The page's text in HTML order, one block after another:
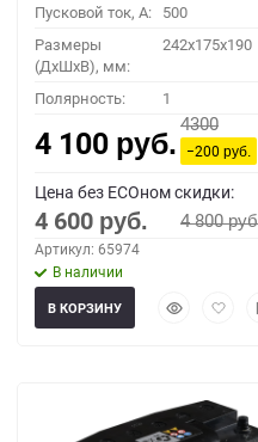
Пусковой ток, A: 500
Размеры
(ДхШхВ), мм:
242x175x190
Полярность: 1
4 100 руб.
4300
−200руб.
Цена без ECOном скидки:
4 600 руб. 4 800
Артикул: 65974
В наличии
Быстрый
В КОРЗИНУ